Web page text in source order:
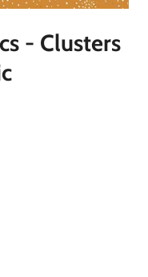
- Clusters